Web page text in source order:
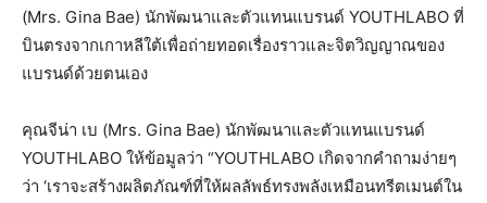
(Mrs. Gina Bae) นักพัฒนาและตัวแทนแบรนด์ YOUTHLABO ที่
บินตรงจากเกาหลีใต้เพื่อถ่ายทอดเรื่องราวและจิตวิญญาณของ
แบรนด์ด้วยตนเอง
คุณจีน่า เบ (Mrs. Gina Bae) นักพัฒนาและตัวแทนแบรนด์
YOUTHLABO ให้ข้อมูลว่า “YOUTHLABO เกิดจากคำถามง่ายๆ
ว่า ‘เราจะสร้างผลิตภัณฑ์ที่ให้ผลลัพธ์ทรงพลังเหมือนทรีตเมนต์ใน